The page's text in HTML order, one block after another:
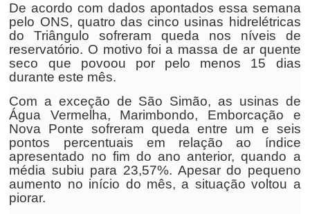
De acordo com dados apontados essa semana
pelo ONS, quatro das cinco usinas hidrelétricas
do Triângulo sofreram queda nos níveis de
reservatório. O motivo foi a massa de ar quente
seco que povoou por pelo menos 15 dias
durante este mês.
Com a exceção de São Simão, as usinas de
Água Vermelha, Marimbondo, Emborcação e
Nova Ponte sofreram queda entre um e seis
pontos percentuais em relação ao índice
apresentado no fim do ano anterior, quando a
média subiu para 23,57%. Apesar do pequeno
aumento no início do mês, a situação voltou a
piorar.